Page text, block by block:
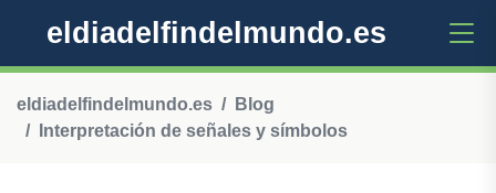
eldiadelfindelmundo.es
eldiadelfindelmundo.es
Blog
Interpretación de señales y símbolos